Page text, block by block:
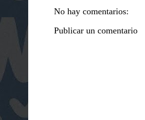
No hay comentarios:
Publicar un comentario